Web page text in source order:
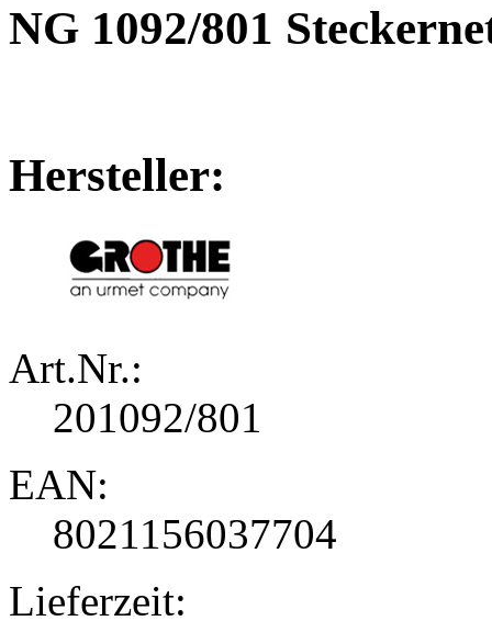
NG 1092/801
Hersteller:
Art.Nr.:
201092/801
EAN:
8021156037704
Lieferzeit: